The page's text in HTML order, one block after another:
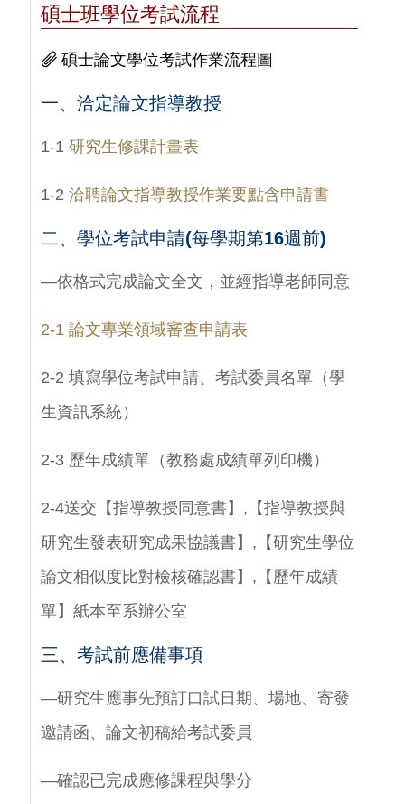
碩士班學位考試流程
碩士論文學位考試作業流程圖
一、洽定論文指導教授
1-1研究生修課計畫表
1-2洽聘論文指導教授作業要點含申請書
二、學位考試申請(每學期第16週前)
—依格式完成論文全文，並經指導老師同意
2-1 論文專業領域審查申請表
2-2 填寫學位考試申請、考試委員名單（學
生資訊系統）
2-3 歷年成績單（教務處成績單列印機）
2-4送交【指導教授同意書】,【指導教授與
研究生發表研究成果協議書】,【研究生學位
論文相似度比對檢核確認書】,【歷年成績
單】紙本至系辦公室
三、考試前應備事項
—研究生應事先預訂口試日期、場地、寄發
邀請函、論文初稿給考試委員
—確認已完成應修課程與學分